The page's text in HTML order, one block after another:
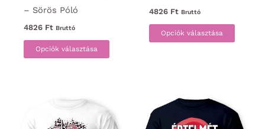
– Sörös Póló
4826 Ft Bruttó
Opciók választása
Ennek
a
variációja
van.
4826 Ft Bruttó
Opciók választása
Ennek
a
van.
A